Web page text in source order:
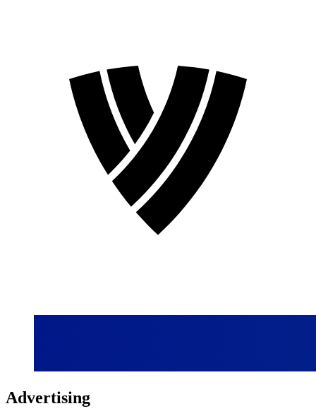
Advertising